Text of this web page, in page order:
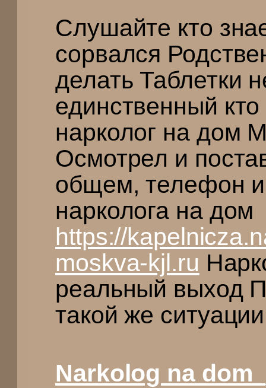
Слушайте кто
сорвался
делать Таблетки
единственный
нарколог на дом
Осмотрел и
общем, телефон
нарколога на дом
https://
moskva-kjl.ru
реальный выход
такой же ситуации
Narkolog na